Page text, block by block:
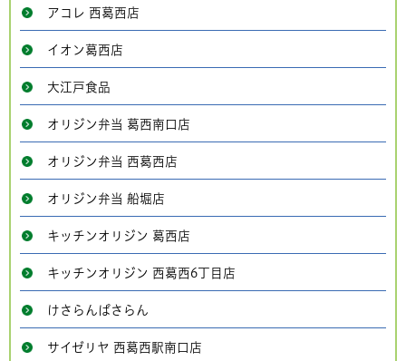
アコレ 西葛西店
イオン葛西店
大江戸食品
オリジン弁当 葛西南口店
オリジン弁当 西葛西店
オリジン弁当 船堀店
キッチンオリジン 葛西店
キッチンオリジン 西葛西6丁目店
けさらんぱさらん
サイゼリヤ 西葛西駅南口店